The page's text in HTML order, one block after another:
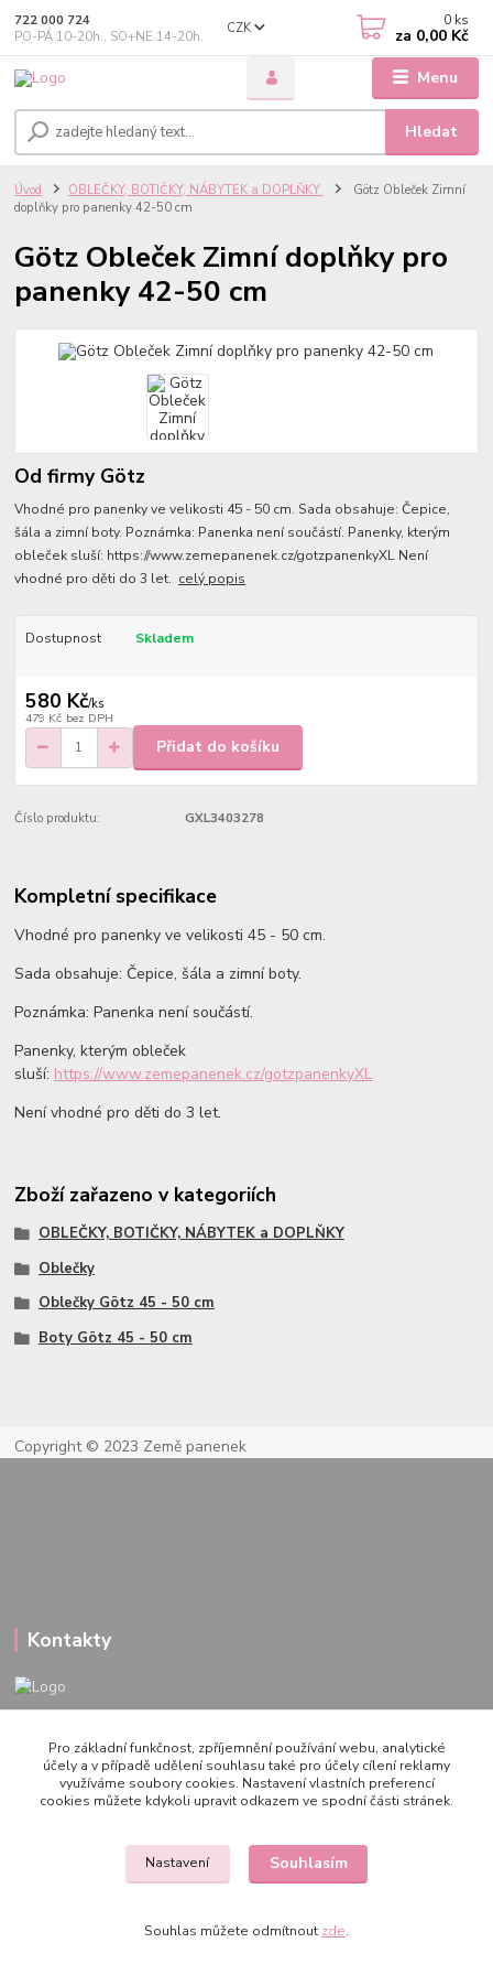
Menu
CZK
Hledat
722 000 724
PO-PÁ 10-20h., SO+NE 14-20h.
0 ks
za 0,00 Kč
Úvod OBLEČKY, BOTIČKY, NÁBYTEK a DOPLŇKY
Götz Obleček Zimní
doplňky pro panenky 42-50 cm
Götz Obleček Zimní doplňky pro
panenky 42-50 cm
Od firmy Götz
Vhodné pro panenky ve velikosti 45 - 50 cm. Sada obsahuje: Čepice,
šála a zimní boty. Poznámka: Panenka není součástí. Panenky, kterým
obleček sluší: https://www.zemepanenek.cz/gotzpanenkyXL Není
vhodné pro děti do 3 let. celý popis
Dostupnost Skladem
580 Kč/ks
479 Kč bez DPH
Přidat do košíku
Číslo produktu: GXL3403278
Kompletní specifikace
Vhodné pro panenky ve velikosti 45 - 50 cm.
Sada obsahuje: Čepice, šála a zimní boty.
Poznámka: Panenka není součástí.
Panenky, kterým obleček
sluší: https://www.zemepanenek.cz/gotzpanenkyXL
Není vhodné pro děti do 3 let.
Zboží zařazeno v kategoriích
OBLEČKY, BOTIČKY, NÁBYTEK a DOPLŇKY
Oblečky
Oblečky Götz 45 - 50 cm
Boty Götz 45 - 50 cm
Copyright © 2023 Země panenek
Kontakty
PO-PÁ 10-20h., SO+NE 14-20h.
zemepanenek@gmail.com
Pro základní funkčnost, zpříjemnění používání webu, analytické
účely a v případě udělení souhlasu také pro účely cílení reklamy
využíváme soubory cookies. Nastavení vlastních preferencí
cookies můžete kdykoli upravit odkazem ve spodní části stránek.
Nastavení Souhlasím
Souhlas můžete odmítnout zde.